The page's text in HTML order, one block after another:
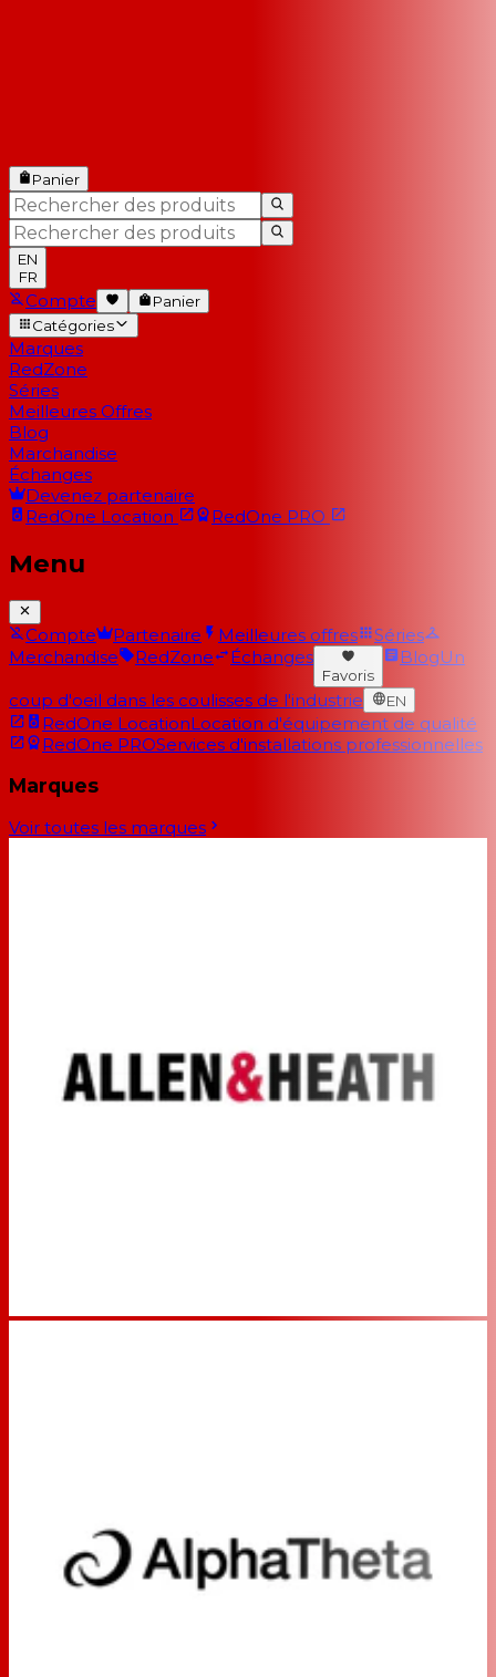
Panier
EN
FR
Compte
Panier
Catégories
Marques
RedZone
Séries
Meilleures Offres
Blog
Marchandise
Échanges
Devenez partenaire
RedOne Location RedOne PRO
Menu
Compte Partenaire Meilleures offres
Séries
Merchandise
RedZone Échanges
Favoris
BlogUn
coup d'oeil dans les coulisses de l'industrie EN
RedOne LocationLocation d'équipement de qualité
RedOne PROServices d'installations professionnelles
Marques
Voir toutes les marques